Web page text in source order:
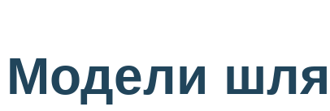
Модели